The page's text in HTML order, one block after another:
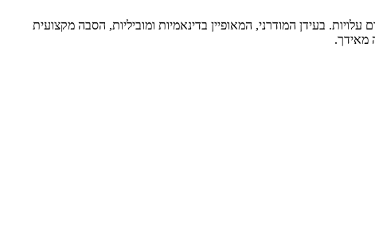
בעידן המודרני, המאופיין בדינאמיות ומוביליות, הסבה מקצועית
מאידך.